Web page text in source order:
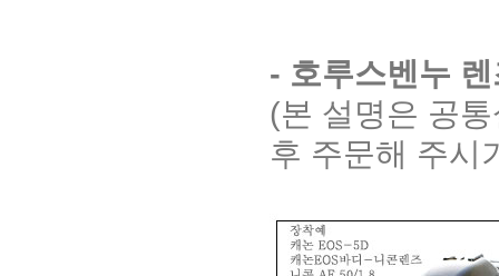
- 호루스벤누
(본 설명은 공
후 주문해 주시